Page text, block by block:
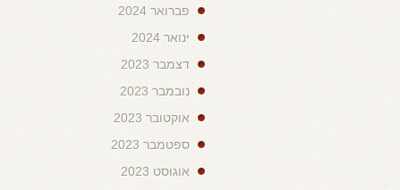
פברואר 2024
ינואר 2024
דצמבר 2023
נובמבר 2023
אוקטובר 2023
ספטמבר 2023
אוגוסט 2023